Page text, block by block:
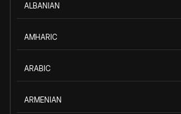
ALBANIAN
AMHARIC
ARABIC
ARMENIAN